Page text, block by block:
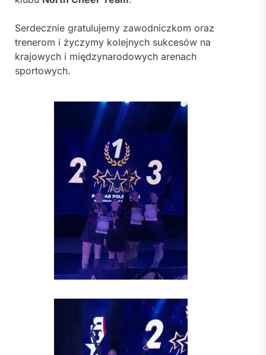
Serdecznie gratulujemy zawodniczkom oraz
trenerom i życzymy kolejnych sukcesów na
krajowych i międzynarodowych arenach
sportowych.